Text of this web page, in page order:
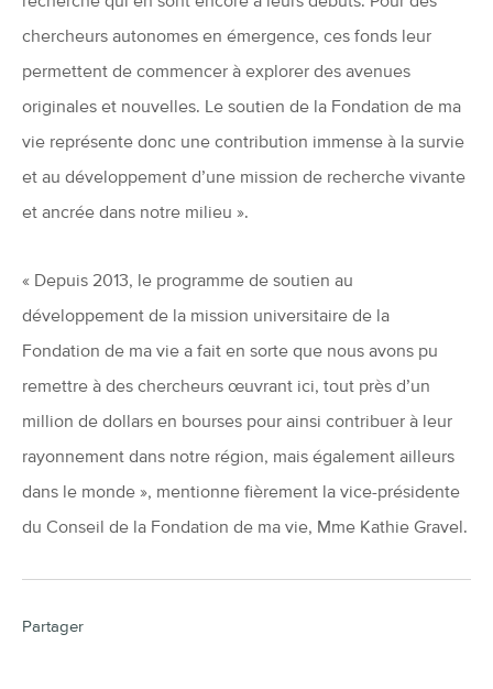
chercheurs autonomes en émergence, ces fonds leur
permettent de commencer à explorer des avenues
originales et nouvelles. Le soutien de la Fondation de ma
vie représente donc une contribution immense à la survie
et au développement d’une mission de recherche vivante
et ancrée dans notre milieu ».
« Depuis 2013, le programme de soutien au
développement de la mission universitaire de la
Fondation de ma vie a fait en sorte que nous avons pu
remettre à des chercheurs œuvrant ici, tout près d’un
million de dollars en bourses pour ainsi contribuer à leur
rayonnement dans notre région, mais également ailleurs
dans le monde », mentionne fièrement la vice-présidente
du Conseil de la Fondation de ma vie, Mme Kathie Gravel.
Partager